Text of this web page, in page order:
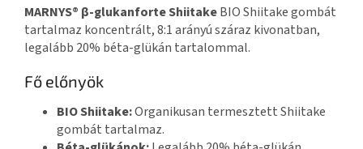
MARNYS® β-glukanforte ShiitakeBIO Shiitake gombát
tartalmaz koncentrált, 8:1 arányú száraz kivonatban,
legalább 20% béta-glükán tartalommal.
Fő előnyök
BIO Shiitake:Organikusan termesztett Shiitake
gombát tartalmaz.